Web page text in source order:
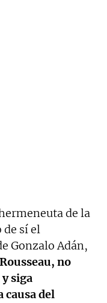
de la
de sí el
Gonzalo Adán,
no
siga
causa del